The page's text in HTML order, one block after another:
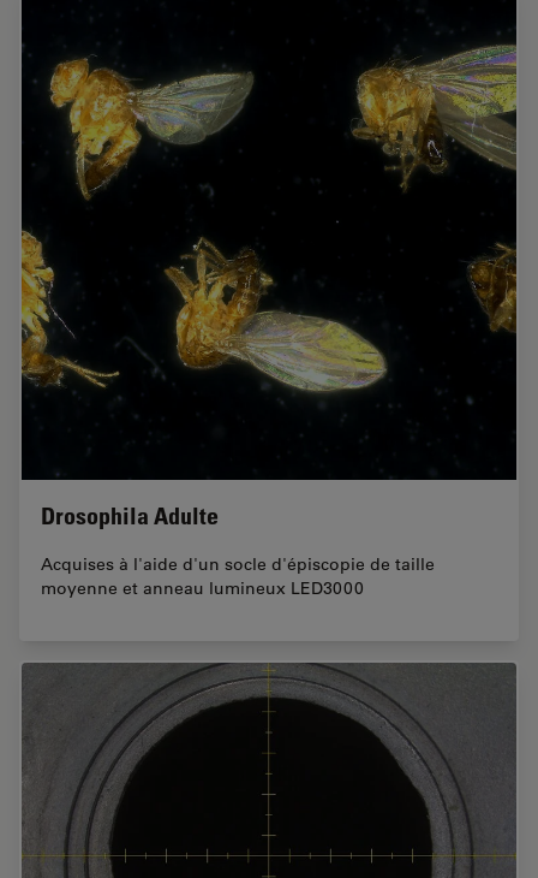
Drosophila Adulte
Acquises à l'aide d'un socle d'épiscopie de taille
moyenne et anneau lumineux LED3000